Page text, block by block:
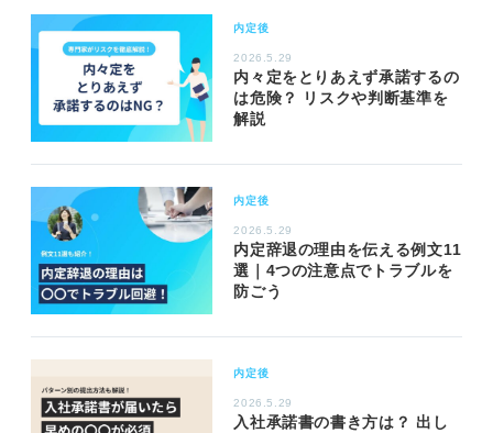
内定後
2026.5.29
内々定をとりあえず承諾するの
は危険？ リスクや判断基準を
解説
内定後
2026.5.29
内定辞退の理由を伝える例文11
選｜4つの注意点でトラブルを
防ごう
内定後
2026.5.29
入社承諾書の書き方は？ 出し